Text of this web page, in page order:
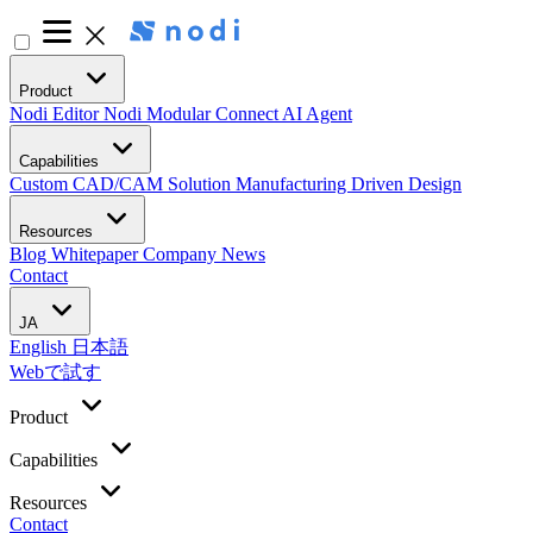
Product
Nodi EditorNodi ModularConnect AI Agent
Capabilities
Custom CAD/CAM Solution Manufacturing Driven Design
Resources
Blog WhitepaperCompany News
Contact
JA
English 日本語
Webで試す
Product
Capabilities
Resources
Contact